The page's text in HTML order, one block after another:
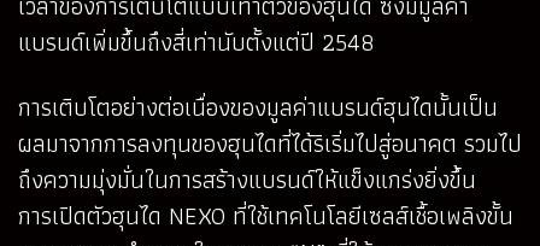
แบรนด์เพิ่มขึ้นถึงสี่เท่านับตั้งแต่ปี 2548
การเติบโตอย่างต่อเนื่องของมูลค่าแบรนด์ฮุนไดนั้นเป็น
ผลมาจากการลงทุนของฮุนไดที่ได้ริเริ่มไปสู่อนาคต รวมไป
ถึงความมุ่งมั่นในการสร้างแบรนด์ให้แข็งแกร่งยิ่งขึ้น
การเปิดตัวฮุนได NEXO ที่ใช้เทคโนโลยีเซลส์เชื้อเพลิงขั้น